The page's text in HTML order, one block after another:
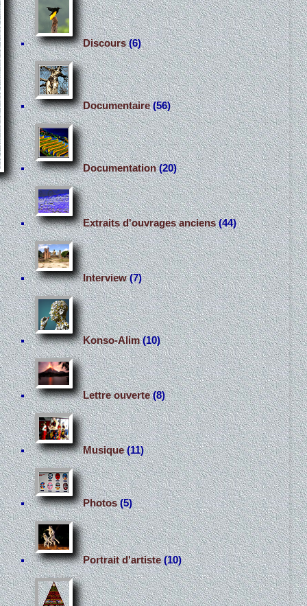
Discours(6)
Documentaire(56)
Documentation(20)
Extraits d'ouvrages anciens(44)
Interview(7)
Konso-Alim(10)
Lettre ouverte(8)
Musique(11)
Photos(5)
Portrait d'artiste(10)